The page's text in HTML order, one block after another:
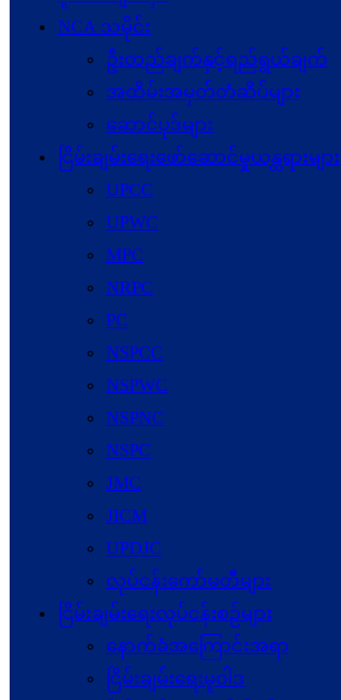
NCA သမိုင်း
ဦးတည်ချက်နှင့်ရည်ရွယ်ချက်
အထိမ်းအမှတ်တံဆိပ်များ
ဆောင်ပုဒ်များ
ငြိမ်းချမ်းရေးဖော်‌ဆောင်မှုယန္တရားများ
UPCC
UPWC
MPC
NRPC
PC
NSPCC
NSPWC
NSPNC
NSPC
JMC
JICM
UPDJC
လုပ်ငန်းကော်မတီများ
ငြိမ်းချမ်းရေးလုပ်ငန်းစဉ်များ
နောက်ခံအကြောင်းအရာ
ငြိမ်းချမ်းရေးမူဝါဒ